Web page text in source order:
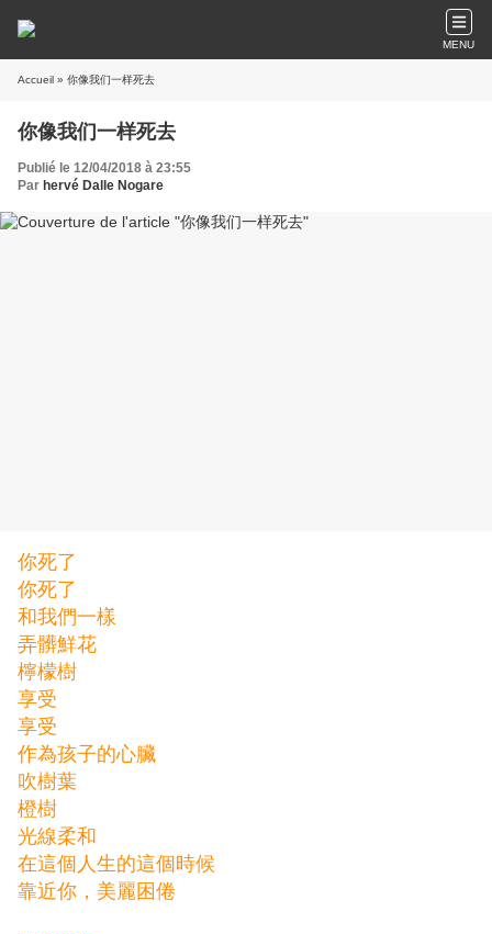
MENU
Accueil » 你像我们一样死去
你像我们一样死去
Publié le 12/04/2018 à 23:55
Par hervé Dalle Nogare
你死了
你死了
和我們一樣
弄髒鮮花
檸檬樹
享受
享受
作為孩子的心臟
吹樹葉
橙樹
光線柔和
在這個人生的這個時候
靠近你，美麗困倦